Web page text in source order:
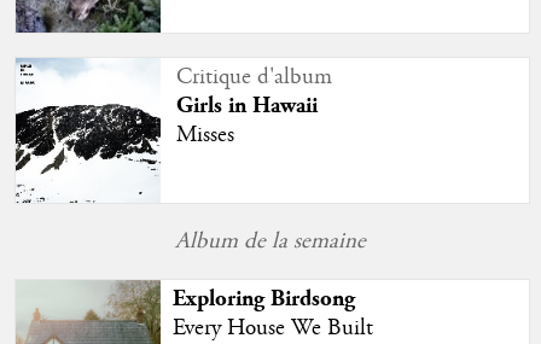
Critique d'album
Girls in Hawaii
Misses
Album de la semaine
Exploring Birdsong
Every House We Built